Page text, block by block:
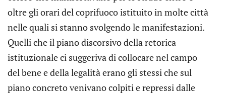
oltre gli orari del coprifuoco istituito in molte città
nelle quali si stanno svolgendo le manifestazioni.
Quelli che il piano discorsivo della retorica
istituzionale ci suggeriva di collocare nel campo
del bene e della legalità erano gli stessi che sul
piano concreto venivano colpiti e repressi dalle